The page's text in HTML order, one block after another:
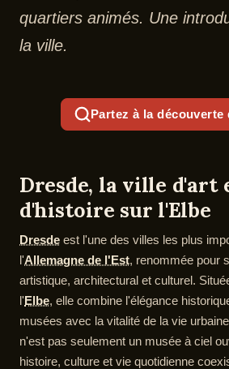
quartiers animés. Une
la ville.
Partez à la découverte
Dresde, la ville d'art
d'histoire sur l'Elbe
Dresde est l'une des villes les plus
l'Allemagne de l'Est, renommée pour
artistique, architectural et culturel.
l'Elbe, elle combine l'élégance
musées avec la vitalité de la vie
n'est pas seulement un musée à ciel
histoire, culture et vie quotidienne